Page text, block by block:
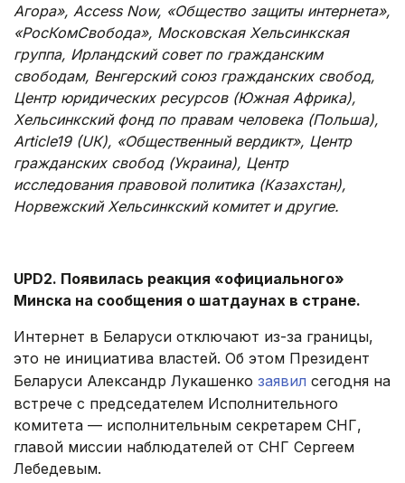
Агора», Access Now, «Общество защиты интернета»,
«РосКомСвобода», Московская Хельсинкская
группа, Ирландский совет по гражданским
свободам, Венгерский союз гражданских свобод,
Центр юридических ресурсов (Южная Африка),
Хельсинкский фонд по правам человека (Польша),
Article19 (UК), «Общественный вердикт», Центр
гражданских свобод (Украина), Центр
исследования правовой политика (Казахстан),
Норвежский Хельсинкский комитет и другие.
UPD2. Появилась реакция «официального»
Минска на сообщения о шатдаунах в стране.
Интернет в Беларуси отключают из-за границы,
это не инициатива властей. Об этом Президент
Беларуси Александр Лукашенко заявил сегодня на
встрече с председателем Исполнительного
комитета — исполнительным секретарем СНГ,
главой миссии наблюдателей от СНГ Сергеем
Лебедевым.